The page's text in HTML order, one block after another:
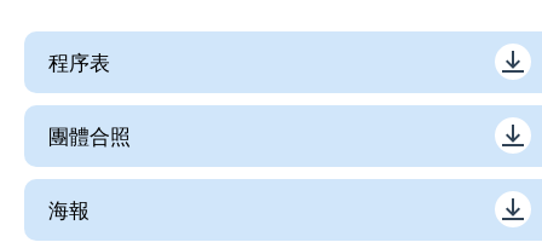
程序表
團體合照
海報